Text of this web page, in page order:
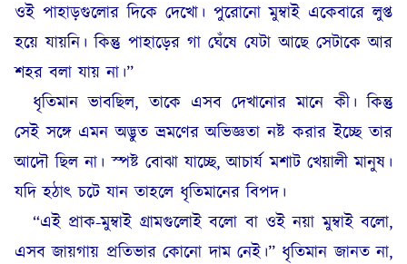
ওই পাহাড়গুলোর দিকে দেখো। পুরোনো মুম্বাই একেবারে লুপ্ত
হয়ে যায়নি। কিন্তু পাহাড়ের গা ঘেঁষে যেটা আছে সেটাকে আর
শহর বলা যায় না।”
ধৃতিমান ভাবছিল, তাকে এসব দেখানোর মানে কী। কিন্তু
সেই সঙ্গে এমন অদ্ভুত ভ্রমণের অভিজ্ঞতা নষ্ট করার ইচ্ছে তার
আদৌ ছিল না। স্পষ্ট বোঝা যাচ্ছে, আচার্য মশাট খেয়ালী মানুষ।
যদি হঠাৎ চটে যান তাহলে ধৃতিমানের বিপদ।
“এই প্রাক-মুম্বাই গ্রামগুলোই বলো বা ওই নয়া মুম্বাই বলো,
এসব জায়গায় প্রতিভার কোনো দাম নেই।” ধৃতিমান জানত না,